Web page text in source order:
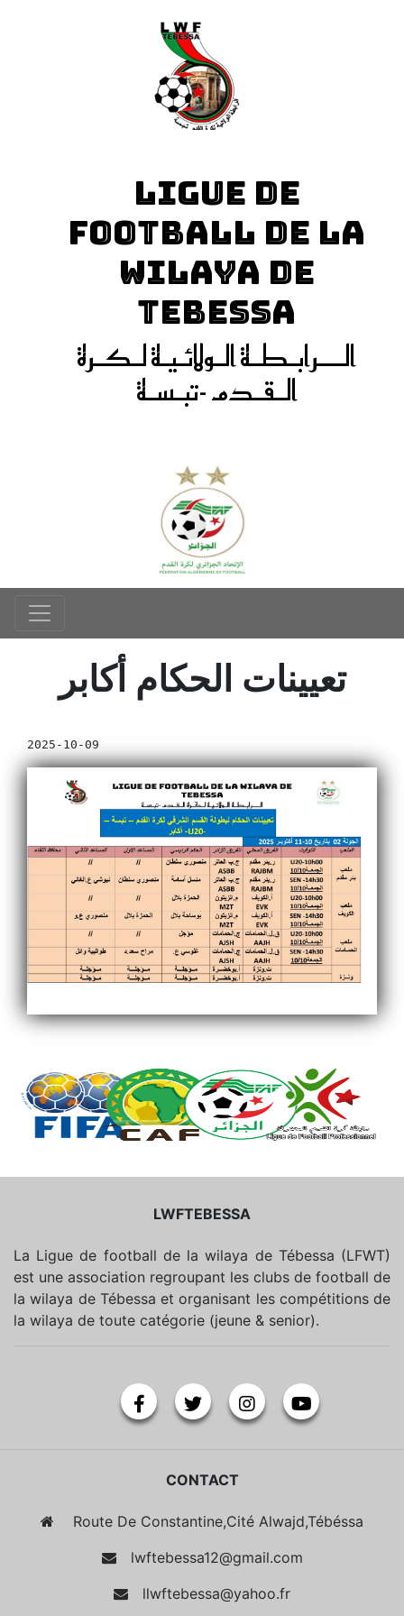
LIGUE DE
FOOTBALL DE LA
WILAYA DE
TEBESSA
الـــرابـطـة الـولائـيـة لـكـرة
الـقـدم -تبـسـة
تعيينات الحكام أكابر
2025-10-09
LWFTEBESSA
La Ligue de football de la wilaya de Tébessa (LFWT)
est une association regroupant les clubs de football de
la wilaya de Tébessa et organisant les compétitions de
la wilaya de toute catégorie (jeune & senior).
CONTACT
Route De Constantine,Cité Alwajd,Tébéssa
lwftebessa12@gmail.com
llwftebessa@yahoo.fr